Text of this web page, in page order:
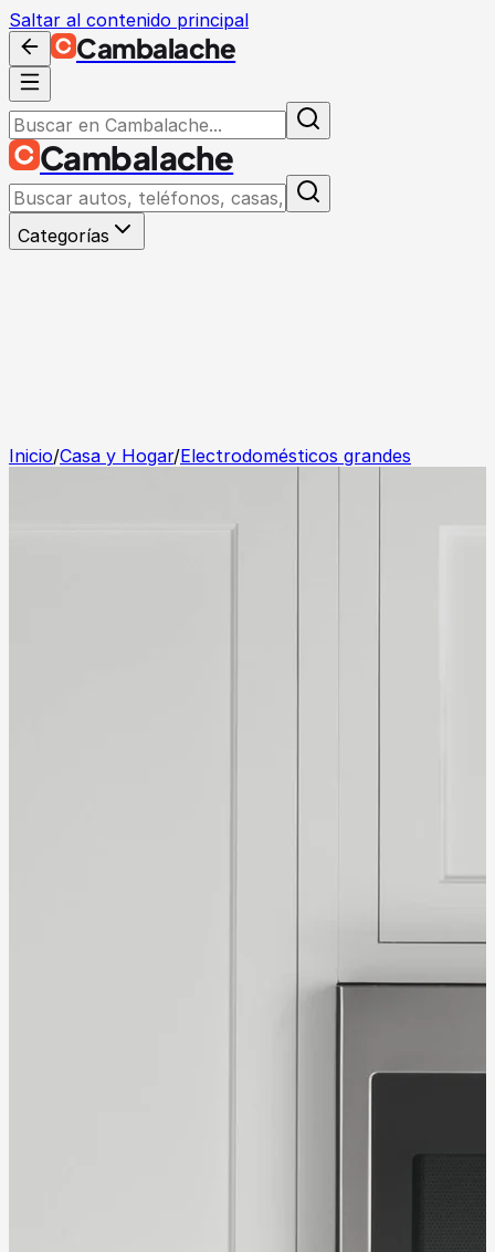
Saltar al contenido principal
Cambalache
Cambalache
Categorías
Inicio/Casa y Hogar/Electrodomésticos grandes